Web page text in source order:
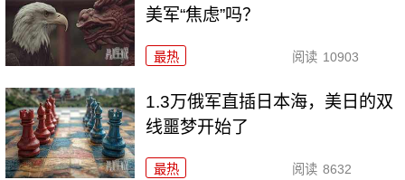
美军“焦虑”吗？
最热 阅读 10903
1.3万俄军直插日本海，美日的双
线噩梦开始了
最热 阅读 8632